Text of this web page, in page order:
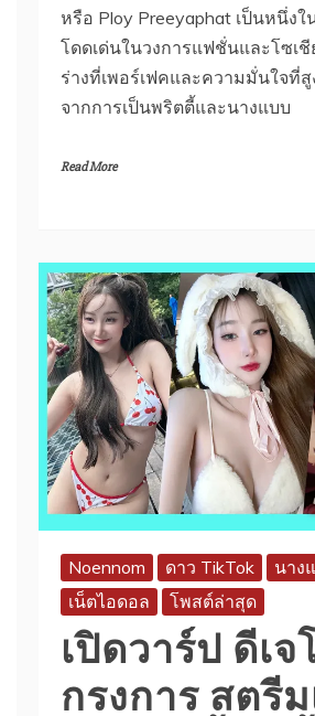
หรือ Ploy Preeyaphat เป็นหนึ่งใ
โดดเด่นในวงการแฟชั่นและโซเชี
ร่างที่เพอร์เฟคและความมั่นใจที่
จากการเป็นพริตตี้และนางแบบ
Read More
Noennom ดาว TikTok
นาง
เน็ตไอดอล
โพสต์ล่าสุด
เปิดวาร์ป ดีเ
กรงการ สตรี